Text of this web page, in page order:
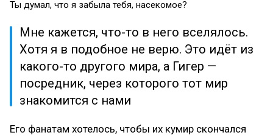
Ты думал, что я забыла тебя, насекомое?
Мне кажется, что-то в него вселялось.
Хотя я в подобное не верю. Это идёт из
какого-то другого мира, а Гигер —
посредник, через которого тот мир
знакомится с нами
Его фанатам хотелось, чтобы их кумир скончался